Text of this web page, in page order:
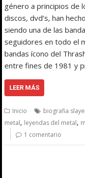
género a principios de
discos, dvd’s, han
siendo una de las
seguidores en todo el
bandas ícono del
entre fines de 1981 y
LEER MÁS
Inicio biografia
metal, leyendas del metal,
1 comentario